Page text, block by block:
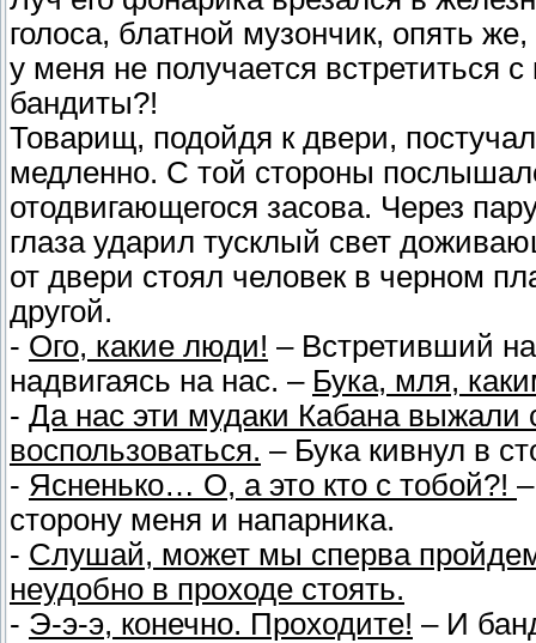
голоса, блатной музончик, опять
у меня не получается встретиться
бандиты?!
Товарищ, подойдя к двери,
медленно. С той стороны
отодвигающегося засова. Через
глаза ударил тусклый свет
от двери стоял человек в черном
другой.
- Ого, какие люди! – Встретивший
надвигаясь на нас. – Бука, мля,
- Да нас эти мудаки Кабана выжали
воспользоваться. – Бука кивнул в
- Ясненько… О, а это кто с тобой?!
сторону меня и напарника.
- Слушай, может мы сперва
неудобно в проходе стоять.
- Э-э-э, конечно. Проходите! – И